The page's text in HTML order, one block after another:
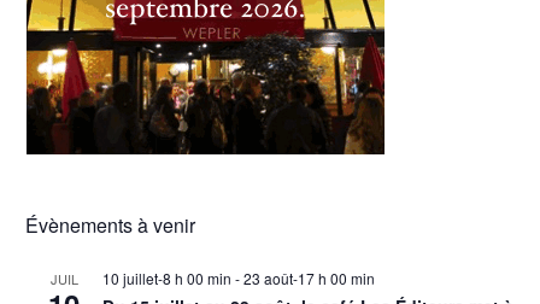
Évènements à venir
JUIL 10 juillet-8 h 00 min -23 août-17 h 00 min